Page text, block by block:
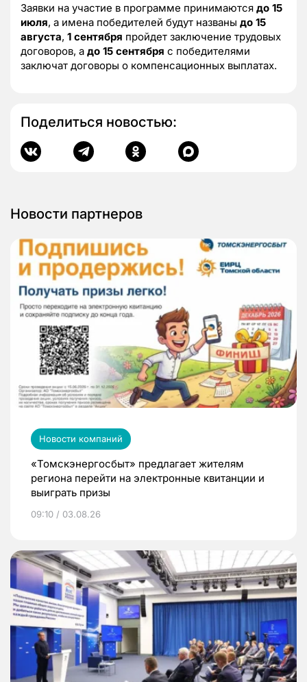
Заявки на участие в программе принимаются до 15
июля, а имена победителей будут названы до 15
августа, 1 сентября пройдет заключение трудовых
договоров, а до 15 сентября с победителями
заключат договоры о компенсационных выплатах.
Поделиться новостью:
Новости партнеров
Новости компаний
«Томскэнергосбыт» предлагает жителям
региона перейти на электронные квитанции и
выиграть призы
09:10 / 03.08.26